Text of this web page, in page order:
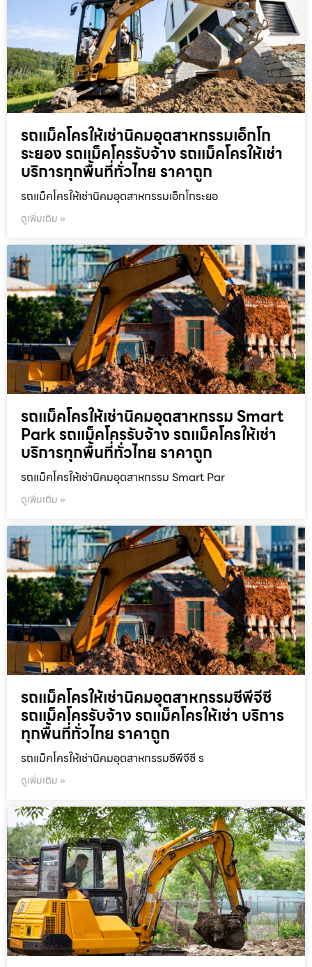
รถแม็คโครให้เช่านิคมอุตสาหกรรมเอ็กโก
ระยอง รถแม็คโครรับจ้าง รถแม็คโครให้เช่า
บริการทุกพื้นที่ทั่วไทย ราคาถูก
รถแม็คโครให้เช่านิคมอุตสาหกรรมเอ็กโกระยอ
ดูเพิ่มเติม »
รถแม็คโครให้เช่านิคมอุตสาหกรรม Smart
Park รถแม็คโครรับจ้าง รถแม็คโครให้เช่า
บริการทุกพื้นที่ทั่วไทย ราคาถูก
รถแม็คโครให้เช่านิคมอุตสาหกรรม Smart Par
ดูเพิ่มเติม »
รถแม็คโครให้เช่านิคมอุตสาหกรรมซีพีจีซี
รถแม็คโครรับจ้าง รถแม็คโครให้เช่า บริการ
ทุกพื้นที่ทั่วไทย ราคาถูก
รถแม็คโครให้เช่านิคมอุตสาหกรรมซีพีจีซี ร
ดูเพิ่มเติม »